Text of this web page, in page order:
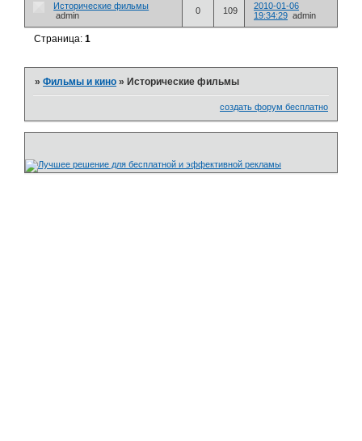
Исторические фильмы
admin
0 109
2010-01-06
19:34:29 admin
Страница:1
»Фильмы и кино »Исторические фильмы
создать форум бесплатно